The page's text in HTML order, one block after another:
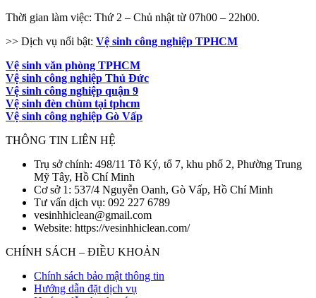
Thời gian làm việc: Thứ 2 – Chủ nhật từ 07h00 – 22h00.
>> Dịch vụ nổi bật: Vệ sinh công nghiệp TPHCM
Vệ sinh văn phòng TPHCM
Vệ sinh công nghiệp Thủ Đức
Vệ sinh công nghiệp quận 9
Vệ sinh đèn chùm tại tphcm
Vệ sinh công nghiệp Gò Vấp
THÔNG TIN LIÊN HỆ
Trụ sở chính: 498/11 Tô Ký, tổ 7, khu phố 2, Phường Trung
Mỹ Tây, Hồ Chí Minh
Cơ sở 1: 537/4 Nguyễn Oanh, Gò Vấp, Hồ Chí Minh
Tư vấn dịch vụ: 092 227 6789
vesinhhiclean@gmail.com
Website: https://vesinhhiclean.com/
CHÍNH SÁCH – ĐIỀU KHOẢN
Chính sách bảo mật thông tin
Hướng dẫn đặt dịch vụ